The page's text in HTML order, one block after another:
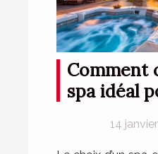
Comment
spa idéal
14